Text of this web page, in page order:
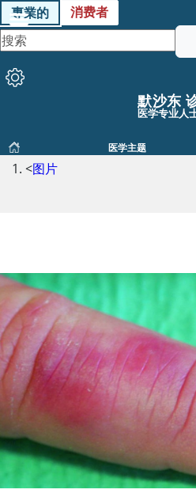
專業的 消费者
默沙东
医学专业人
医学主题
<图片